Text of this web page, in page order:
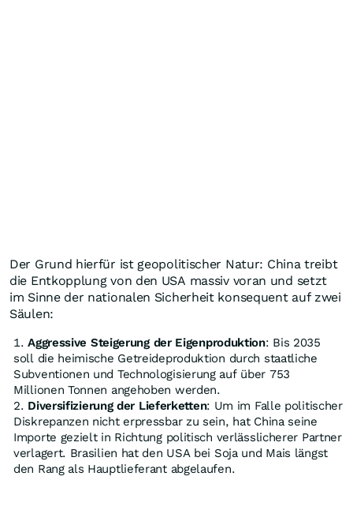
Der Grund hierfür ist geopolitischer Natur: China treibt
die Entkopplung von den USA massiv voran und setzt
im Sinne der nationalen Sicherheit konsequent auf zwei
Säulen:
Aggressive Steigerung der Eigenproduktion: Bis 2035
soll die heimische Getreideproduktion durch staatliche
Subventionen und Technologisierung auf über 753
Millionen Tonnen angehoben werden.
Diversifizierung der Lieferketten: Um im Falle politischer
Diskrepanzen nicht erpressbar zu sein, hat China seine
Importe gezielt in Richtung politisch verlässlicherer Partner
verlagert. Brasilien hat den USA bei Soja und Mais längst
den Rang als Hauptlieferant abgelaufen.